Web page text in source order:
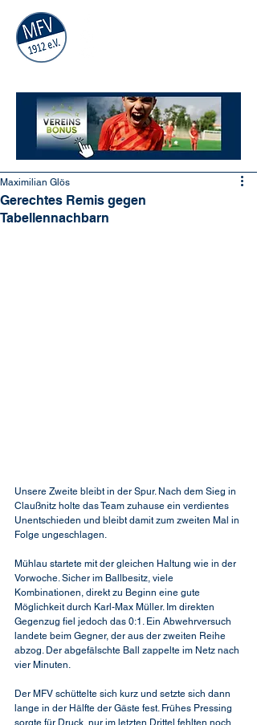
Gerechtes Remis gegen
Tabellennachbarn
Maximilian Glös
Unsere Zweite bleibt in der Spur. Nach dem Sieg in
Claußnitz holte das Team zuhause ein verdientes
Unentschieden und bleibt damit zum zweiten Mal in
Folge ungeschlagen.
Mühlau startete mit der gleichen Haltung wie in der
Vorwoche. Sicher im Ballbesitz, viele
Kombinationen, direkt zu Beginn eine gute
Möglichkeit durch Karl-Max Müller. Im direkten
Gegenzug fiel jedoch das 0:1. Ein Abwehrversuch
landete beim Gegner, der aus der zweiten Reihe
abzog. Der abgefälschte Ball zappelte im Netz nach
vier Minuten.
Der MFV schüttelte sich kurz und setzte sich dann
lange in der Hälfte der Gäste fest. Frühes Pressing
sorgte für Druck, nur im letzten Drittel fehlten noch